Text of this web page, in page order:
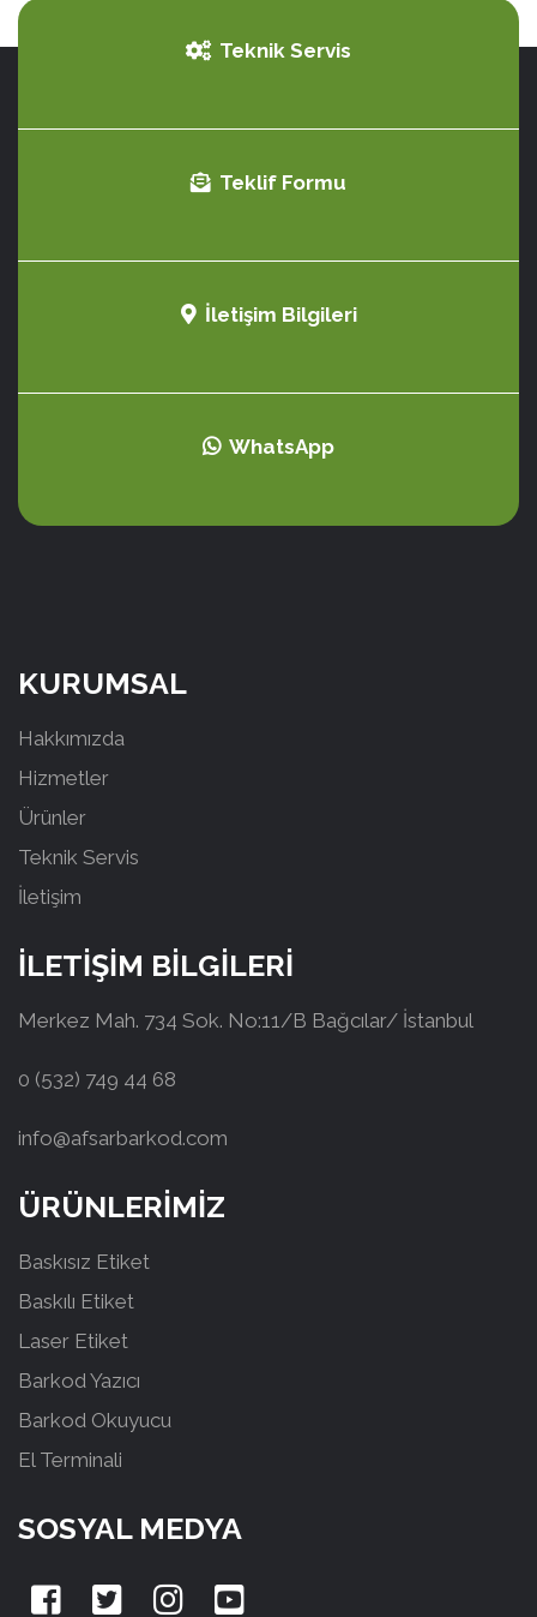
Teknik Servis
Teklif Formu
İletişim Bilgileri
WhatsApp
KURUMSAL
Hakkımızda
Hizmetler
Ürünler
Teknik Servis
İletişim
İLETİŞİM BİLGİLERİ
Merkez Mah. 734 Sok. No:11/B Bağcılar/ İstanbul
0 (532) 749 44 68
info@afsarbarkod.com
ÜRÜNLERİMİZ
Baskısız Etiket
Baskılı Etiket
Laser Etiket
Barkod Yazıcı
Barkod Okuyucu
El Terminali
SOSYAL MEDYA